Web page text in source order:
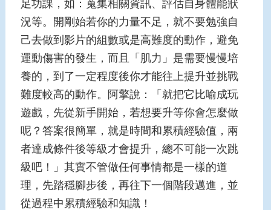
足功課，如：蒐集相關資訊、評估自身體能狀
況等。開剛始若你的力量不足，就不要勉強自
己去做到影片的組數或是高難度的動作，避免
運動傷害的發生，而且「肌力」是需要慢慢培
養的，到了一定程度後你才能往上提升並挑戰
難度較高的動作。阿擎說：「就把它比喻成玩
遊戲，先從新手開始，若想要升等你會怎麼做
呢？答案很簡單，就是時間和累積經驗值，兩
者達成條件後等級才會提升，總不可能一次跳
級吧！」其實不管做任何事情都是一樣的道
理，先踏穩腳步後，再往下一個階段邁進，並
從過程中累積經驗和知識！